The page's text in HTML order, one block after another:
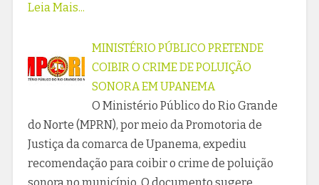
Leia Mais...
MINISTÉRIO PÚBLICO PRETENDE
COIBIR O CRIME DE POLUIÇÃO
SONORA EM UPANEMA
O Ministério Público do Rio Grande
do Norte (MPRN), por meio da Promotoria de
Justiça da comarca de Upanema, expediu
recomendação para coibir o crime de poluição